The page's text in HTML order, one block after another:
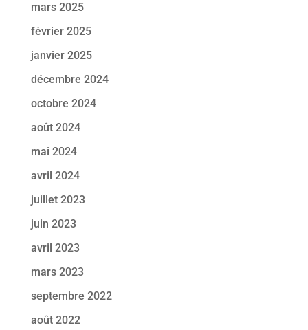
mars 2025
février 2025
janvier 2025
décembre 2024
octobre 2024
août 2024
mai 2024
avril 2024
juillet 2023
juin 2023
avril 2023
mars 2023
septembre 2022
août 2022